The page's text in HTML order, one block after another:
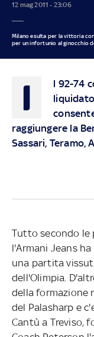
12 mag 2011 - 23:06
Milano esulta per la vittoria
per un infortunio al ginocchio
I
l 92-74
raggiungere la
Sassari, Teramo,
Tutto secondo le
l'Armani Jeans
una partita
dell'Olimpia.
della formazione
del Palasharp e
Cantù a Treviso,